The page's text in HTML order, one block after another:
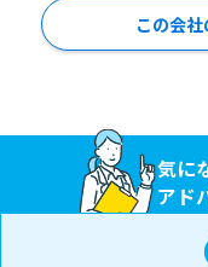
この会
気に
アド